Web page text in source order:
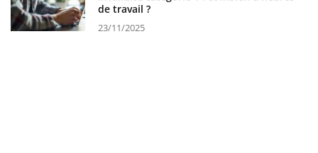
de travail ?
23/11/2025